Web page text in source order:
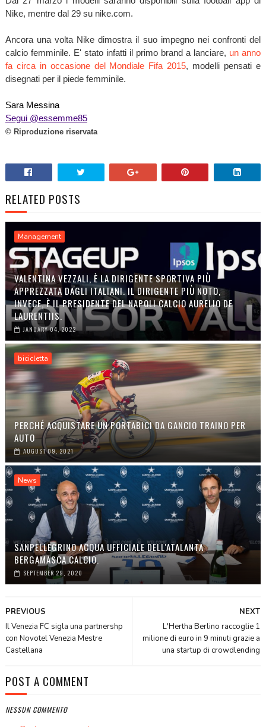
Nike, mentre dal 29 su nike.com.
Ancora una volta Nike dimostra il suo impegno nei confronti del
calcio femminile. E' stato infatti il primo brand a lanciare, un anno
fa circa in occasione del Mondiale Fifa 2015, modelli pensati e
disegnati per il piede femminile.
Sara Messina
Segui @essemme85
© Riproduzione riservata
RELATED POSTS
Management
VALENTINA VEZZALI, È LA DIRIGENTE SPORTIVA PIÙ
APPREZZATA DAGLI ITALIANI. IL DIRIGENTE PIÙ NOTO,
INVECE, È IL PRESIDENTE DEL NAPOLI CALCIO AURELIO DE
LAURENTIIS.
JANUARY 04, 2022
bicicletta
PERCHÉ ACQUISTARE UN PORTABICI DA GANCIO TRAINO PER
AUTO
AUGUST 09, 2021
News
SANPELLEGRINO ACQUA UFFICIALE DELL'ATALANTA
BERGAMASCA CALCIO.
SEPTEMBER 29, 2020
NEXT
L'Hertha Berlino raccoglie 1
milione di euro in 9 minuti grazie a
una startup di crowdlending
PREVIOUS
Il Venezia FC sigla una partnershp
con Novotel Venezia Mestre
Castellana
POST A COMMENT
NESSUN COMMENTO